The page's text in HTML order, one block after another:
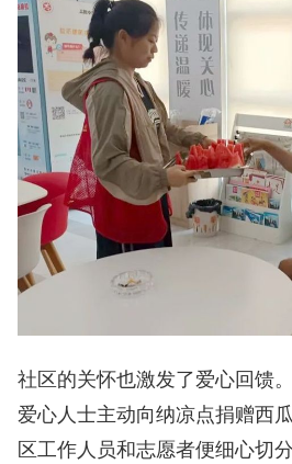
社区的关怀也激发了爱心回馈
爱心人士主动向纳凉点捐赠西
区工作人员和志愿者便细心切